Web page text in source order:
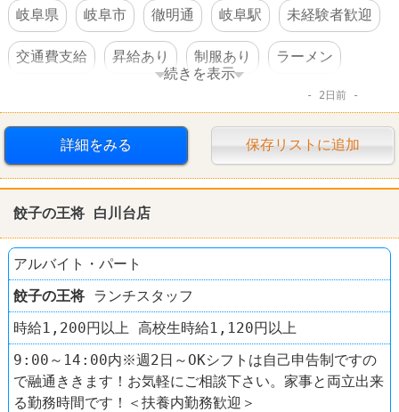
岐阜県
岐阜市 徹明通 岐阜駅 未経験者歓迎
交通費支給 昇給あり 制服あり ラーメン
続きを表示
2日前
詳細をみる 保存リストに追加
餃子の王将 白川台店
アルバイト・パート
餃子の王将 ランチスタッフ
時給1,200円以上 高校生時給1,120円以上
9:00～14:00内※週2日～OKシフトは自己申告制ですの
で融通ききます！お気軽にご相談下さい。家事と両立出来
る勤務時間です！＜扶養内勤務歓迎＞